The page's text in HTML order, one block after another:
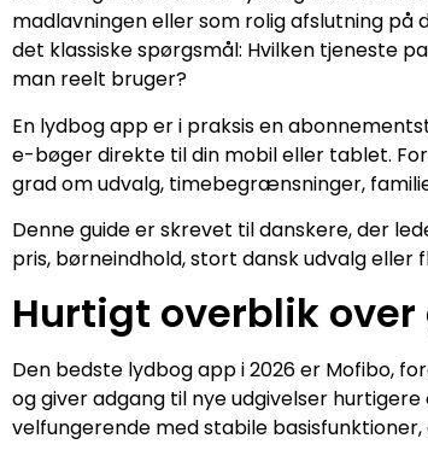
madlavningen eller som rolig afslutning
det klassiske spørgsmål: Hvilken tjeneste
man reelt bruger?
En lydbog app er i praksis en
e-bøger direkte til din mobil eller tablet.
grad om udvalg, timebegrænsninger,
Denne guide er skrevet til danskere, der
pris, børneindhold, stort dansk udvalg
Hurtigt overblik
Den bedste lydbog app i 2026 er Mofibo,
og giver adgang til nye udgivelser
velfungerende med stabile